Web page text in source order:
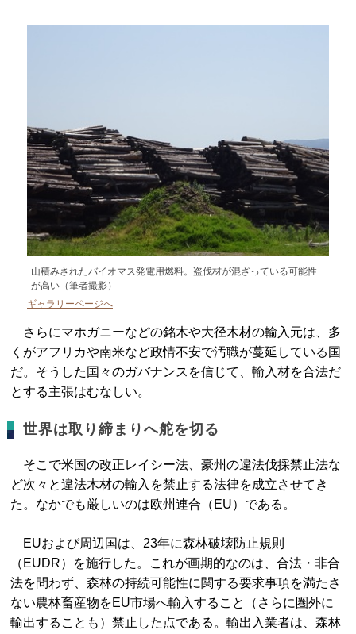
山積みされたバイオマス発電用燃料。盗伐材が混ざっている可能性
が高い（筆者撮影）
ギャラリーページへ
さらにマホガニーなどの銘木や大径木材の輸入元は、多
くがアフリカや南米など政情不安で汚職が蔓延している国
だ。そうした国々のガバナンスを信じて、輸入材を合法だ
とする主張はむなしい。
世界は取り締まりへ舵を切る
そこで米国の改正レイシー法、豪州の違法伐採禁止法な
ど次々と違法木材の輸入を禁止する法律を成立させてき
た。なかでも厳しいのは欧州連合（EU）である。
EUおよび周辺国は、23年に森林破壊防止規則
（EUDR）を施行した。これが画期的なのは、合法・非合
法を問わず、森林の持続可能性に関する要求事項を満たさ
ない農林畜産物をEU市場へ輸入すること（さらに圏外に
輸出することも）禁止した点である。輸出入業者は、森林